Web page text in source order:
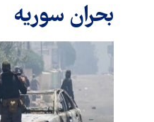
بحران سوریه